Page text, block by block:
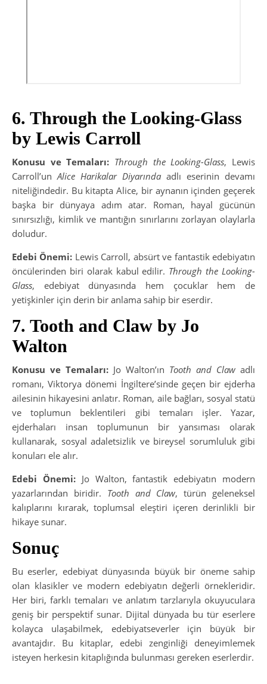
6. Through the Looking-Glass
by Lewis Carroll
Konusu ve Temaları: Through the Looking-Glass, Lewis
Carroll’unAlice Harikalar Diyarında adlı eserinin devamı
niteliğindedir. Bu kitapta Alice, bir aynanın içinden geçerek
başka bir dünyaya adım atar. Roman, hayal gücünün
sınırsızlığı, kimlik ve mantığın sınırlarını zorlayan olaylarla
doludur.
Edebi Önemi: Lewis Carroll, absürt ve fantastik edebiyatın
öncülerinden biri olarak kabul edilir. Through the Looking-
Glass, edebiyat dünyasında hem çocuklar hem de
yetişkinler için derin bir anlama sahip bir eserdir.
7. Tooth and Claw by Jo
Walton
Konusu ve Temaları: Jo Walton’ın Tooth and Claw adlı
romanı, Viktorya dönemi İngiltere’sinde geçen bir ejderha
ailesinin hikayesini anlatır. Roman, aile bağları, sosyal statü
ve toplumun beklentileri gibi temaları işler. Yazar,
ejderhaları insan toplumunun bir yansıması olarak
kullanarak, sosyal adaletsizlik ve bireysel sorumluluk gibi
konuları ele alır.
Edebi Önemi:Jo Walton, fantastik edebiyatın modern
yazarlarından biridir. Tooth and Claw, türün geleneksel
kalıplarını kırarak, toplumsal eleştiri içeren derinlikli bir
hikaye sunar.
Sonuç
Bu eserler, edebiyat dünyasında büyük bir öneme sahip
olan klasikler ve modern edebiyatın değerli örnekleridir.
Her biri, farklı temaları ve anlatım tarzlarıyla okuyuculara
geniş bir perspektif sunar. Dijital dünyada bu tür eserlere
kolayca ulaşabilmek, edebiyatseverler için büyük bir
avantajdır. Bu kitaplar, edebi zenginliği deneyimlemek
isteyen herkesin kitaplığında bulunması gereken eserlerdir.